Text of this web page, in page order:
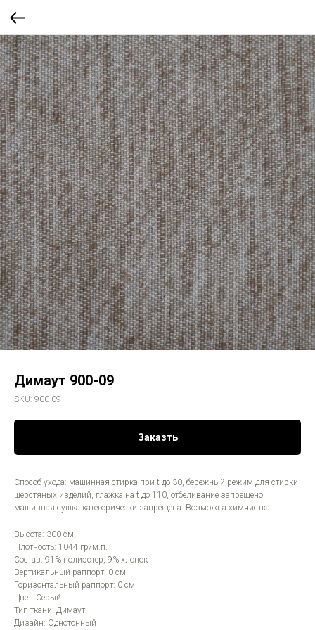
Димаут 900-09
SKU: 900-09
Заказть
Способ ухода: машинная стирка при t до 30, бережный режим для стирки
шерстяных изделий, глажка на t до 110, отбеливание запрещено,
машинная сушка категорически запрещена. Возможна химчистка.
Высота: 300 см
Плотность: 1044 гр/м.п.
Состав: 91% полиэстер, 9% хлопок
Вертикальный раппорт: 0 см
Горизонтальный раппорт: 0 см
Цвет: Серый
Тип ткани: Димаут
Дизайн: Однотонный